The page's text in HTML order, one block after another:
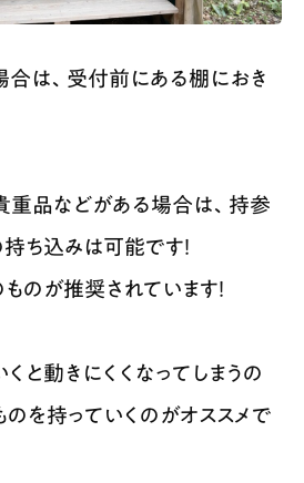
合は、受付前にある棚におき
重品などがある場合は、持参
ち込みは可能です！
のが推奨されています！
と動きにくくなってしまうの
を持っていくのがオススメで